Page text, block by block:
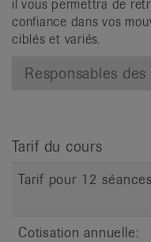
il vous permettra de
confiance dans vos
ciblés et variés.
Responsables
Tarif du cours
Tarif pour 12
Cotisation annuelle: